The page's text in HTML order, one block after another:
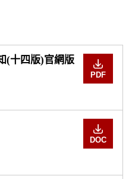
(十四版)官網版
PDF
DOC